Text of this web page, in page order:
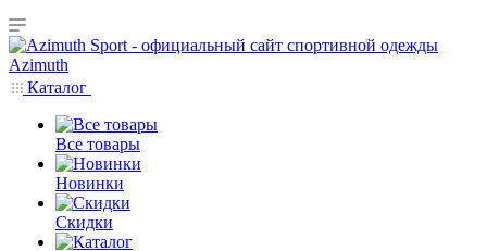
Каталог
Все товары
Новинки
Скидки